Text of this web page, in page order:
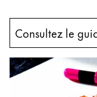
Global
La région «
Europe
Cette région
Créer un compte
Consultez le